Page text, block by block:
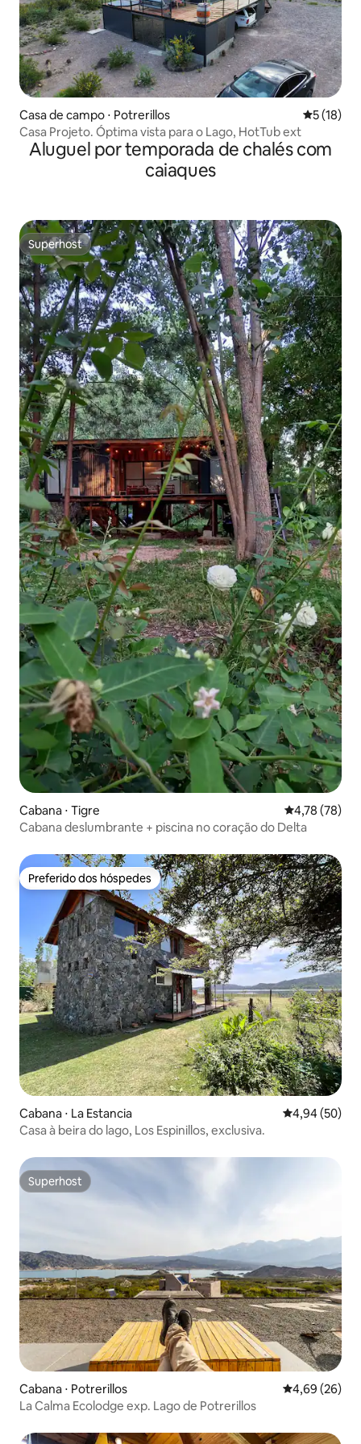
Casa de campo ⋅ Potrerillos 5 de uma
5 (18)
Casa Projeto. Óptima vista para o Lago, HotTub ext
Aluguel por temporada de chalés com
caiaques
Superhost
Superhost
Cabana ⋅ Tigre 4,78 de uma
4,78 (78)
Cabana deslumbrante + piscina no coração do Delta
Preferido dos hóspedes
Preferido dos hóspedes
Cabana ⋅ La Estancia 4,94 de uma
4,94 (50)
Casa à beira do lago, Los Espinillos, exclusiva.
Superhost
Superhost
Cabana ⋅ Potrerillos 4,69 de uma
4,69 (26)
La Calma Ecolodge exp. Lago de Potrerillos